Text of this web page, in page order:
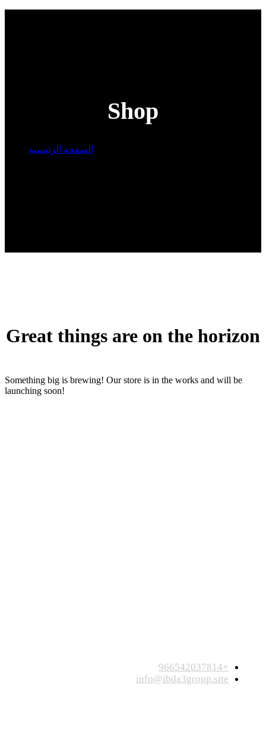
Shop
الصفحة الرئيسية
Great things are on the horizon
Something big is brewing! Our store is in the works and will be
launching soon!
+966542037814
info@ibda3group.site